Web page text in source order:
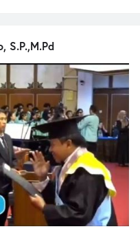
S.P.,M.Pd